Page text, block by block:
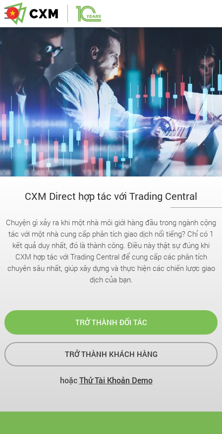
CXM Direct hợp tác với Trading Central
Chuyện gì xảy ra khi một nhà môi giới hàng đầu trong ngành cộng
tác với một nhà cung cấp phân tích giao dịch nổi tiếng? Chỉ có 1
kết quả duy nhất, đó là thành công. Điều này thật sự đúng khi
CXM hợp tác với Trading Central để cung cấp các phân tích
chuyên sâu nhất, giúp xây dựng và thực hiện các chiến lược giao
dịch của bạn.
TRỞ THÀNH ĐỐI TÁC
TRỞ THÀNH KHÁCH HÀNG
hoặcThử Tài Khoản Demo